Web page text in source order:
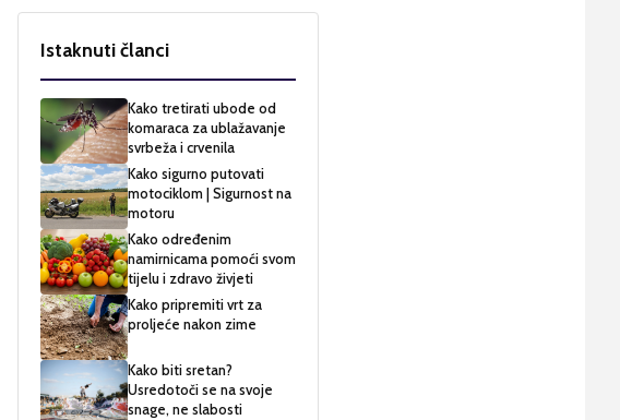
Istaknuti članci
Kako tretirati ubode od
komaraca za ublažavanje
svrbeža i crvenila
Kako sigurno putovati
motociklom | Sigurnost na
motoru
Kako određenim
namirnicama pomoći svom
tijelu i zdravo živjeti
Kako pripremiti vrt za
proljeće nakon zime
Kako biti sretan?
Usredotoči se na svoje
snage, ne slabosti